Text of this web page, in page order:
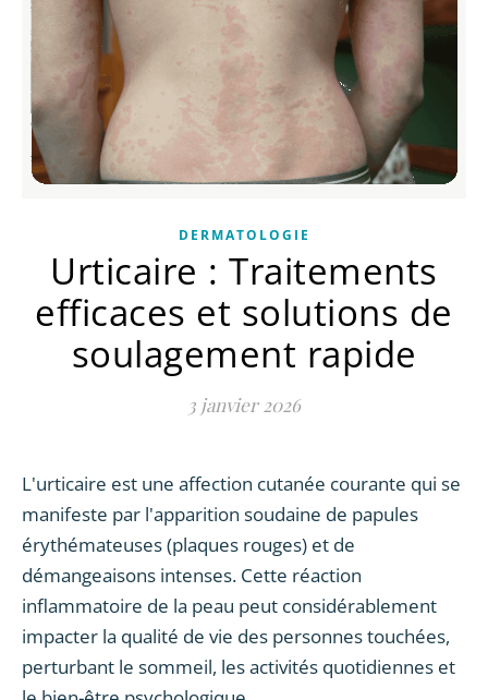
DERMATOLOGIE
Urticaire : Traitements
efficaces et solutions de
soulagement rapide
3 janvier 2026
L'urticaire est une affection cutanée courante qui se
manifeste par l'apparition soudaine de papules
érythémateuses (plaques rouges) et de
démangeaisons intenses. Cette réaction
inflammatoire de la peau peut considérablement
impacter la qualité de vie des personnes touchées,
perturbant le sommeil, les activités quotidiennes et